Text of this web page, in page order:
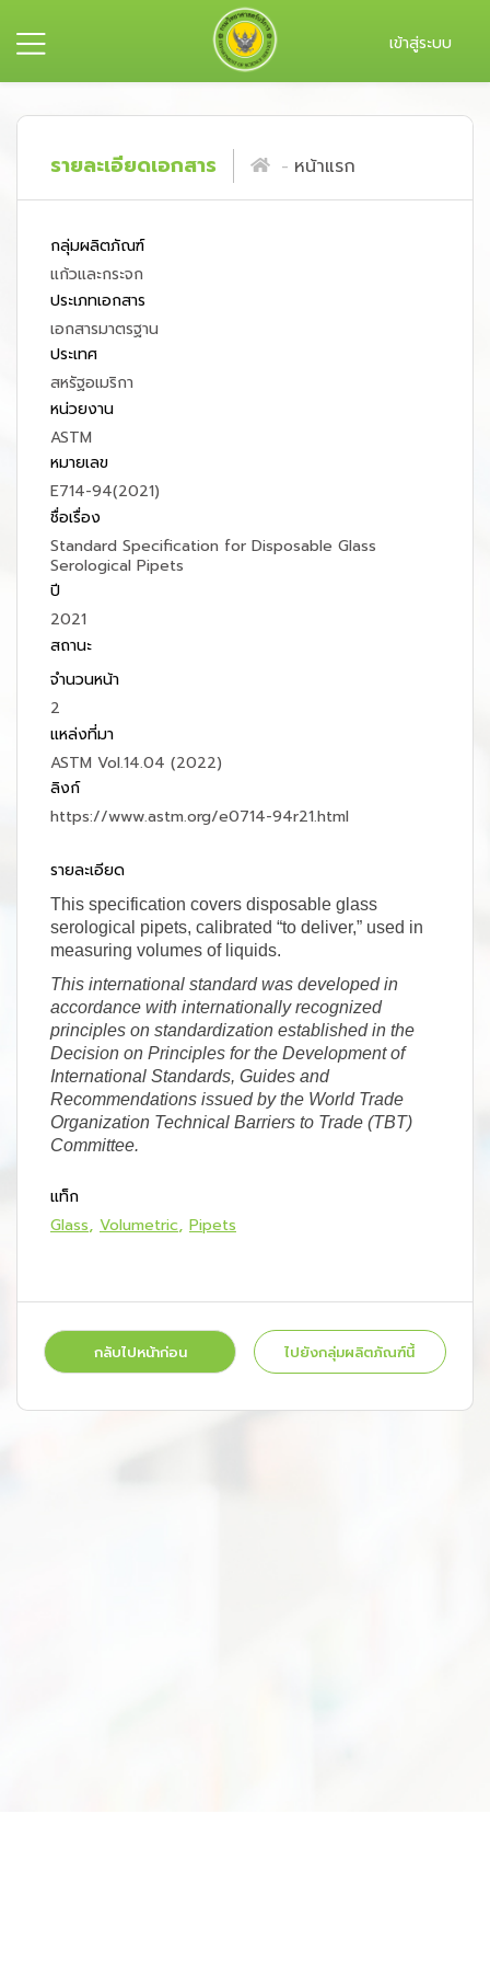
เข้าสู่ระบบ
รายละเอียดเอกสาร หน้าแรก
กลุ่มผลิตภัณฑ์
แก้วและกระจก
ประเภทเอกสาร
เอกสารมาตรฐาน
ประเทศ
สหรัฐอเมริกา
หน่วยงาน
ASTM
หมายเลข
E714-94(2021)
ชื่อเรื่อง
Standard Specification for Disposable Glass
Serological Pipets
ปี
2021
สถานะ
จำนวนหน้า
2
แหล่งที่มา
ASTM Vol.14.04 (2022)
ลิงก์
https://www.astm.org/e0714-94r21.html
รายละเอียด
This specification covers disposable glass
serological pipets, calibrated “to deliver,” used in
measuring volumes of liquids.
This international standard was developed in
accordance with internationally recognized
principles on standardization established in the
Decision on Principles for the Development of
International Standards, Guides and
Recommendations issued by the World Trade
Organization Technical Barriers to Trade (TBT)
Committee.
แท็ก
Glass Volumetric Pipets
กลับไปหน้าก่อน ไปยังกลุ่มผลิตภัณฑ์นี้